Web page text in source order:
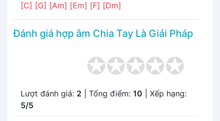
[C] [G] [Am] [Em] [F] [Dm]
Đánh giá hợp âm Chia Tay Là Giải Pháp
Lượt đánh giá: 2 | Tổng điểm: 10 | Xếp hạng:
5/5